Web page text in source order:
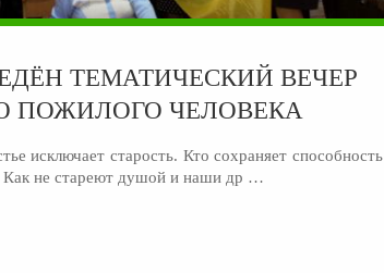
ТЕМАТИЧЕСКИЙ ВЕЧЕР
ЧЕЛОВЕКА
исключает старость. Кто сохраняет способность
Как не стареют душой и наши др …